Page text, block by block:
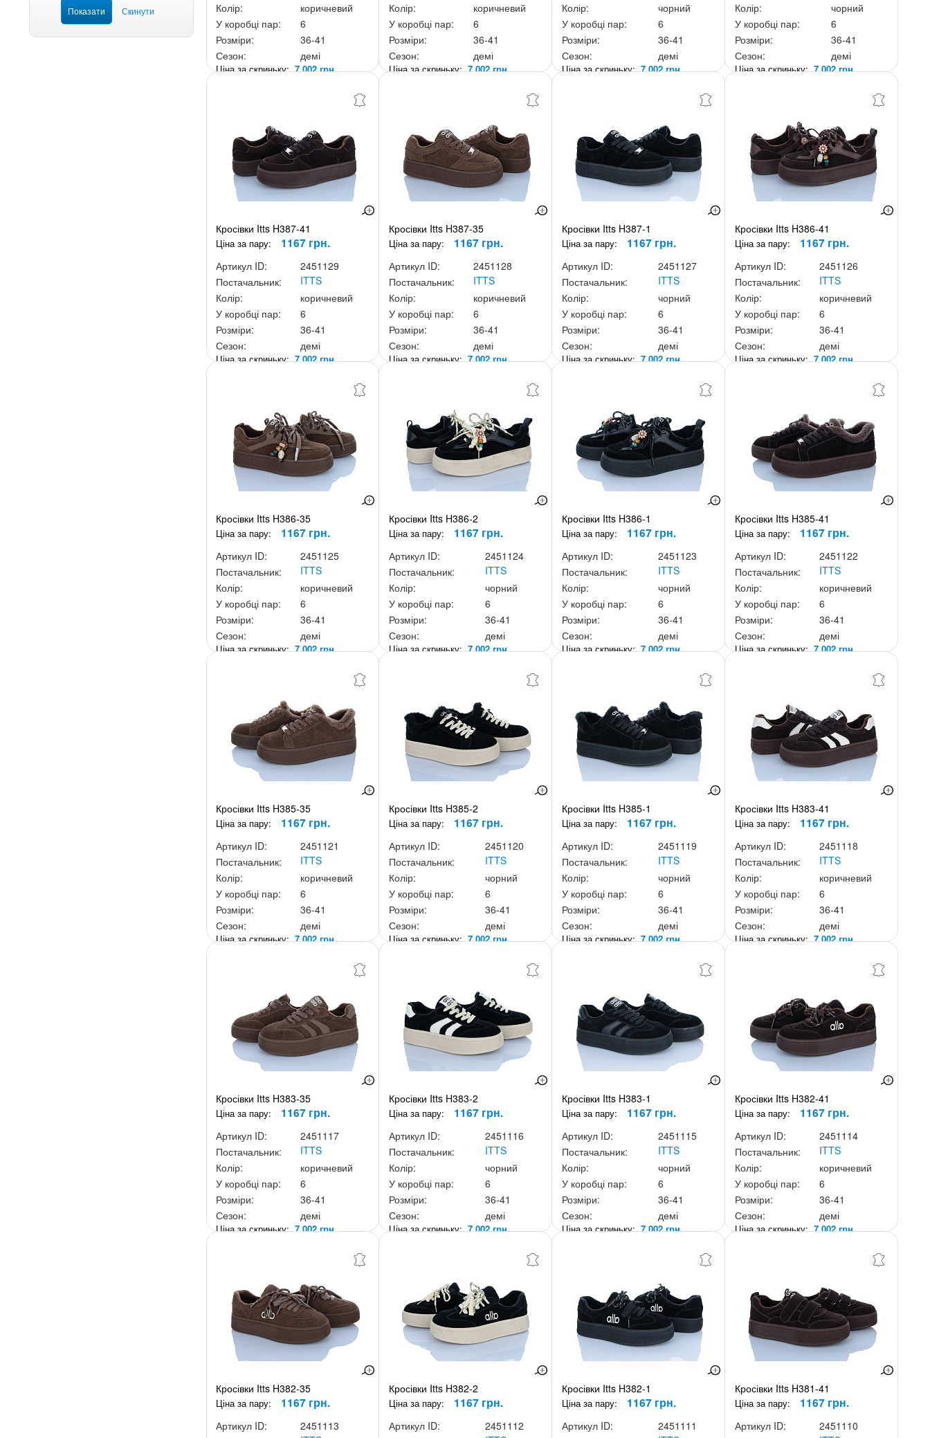
Колір:
коричневий
У коробці пар:
6
Розміри:
36-41
Сезон:
демі
Ціна за скриньку:7 002 грн.
Колір:
коричневий
У коробці пар:
6
Розміри:
36-41
Сезон:
демі
Ціна за скриньку:7 002 грн.
Колір:
чорний
У коробці пар:
6
Розміри:
36-41
Сезон:
демі
Ціна за скриньку:7 002 грн.
Колір:
чорний
У коробці пар:
6
Розміри:
36-41
Сезон:
демі
Ціна за скриньку:7 002 грн.
Кросівки Itts H387-41
Ціна за пару: 1167 грн.
Артикул ID:
2451129
Постачальник:
ITTS
Колір:
коричневий
У коробці пар:
6
Розміри:
36-41
Сезон:
демі
Ціна за скриньку:7 002 грн.
Кросівки Itts H387-35
Ціна за пару: 1167 грн.
Артикул ID:
2451128
Постачальник:
ITTS
Колір:
коричневий
У коробці пар:
6
Розміри:
36-41
Сезон:
демі
Ціна за скриньку:7 002 грн.
Кросівки Itts H387-1
Ціна за пару: 1167 грн.
Артикул ID:
2451127
Постачальник:
ITTS
Колір:
чорний
У коробці пар:
6
Розміри:
36-41
Сезон:
демі
Ціна за скриньку:7 002 грн.
Кросівки Itts H386-41
Ціна за пару: 1167 грн.
Артикул ID:
2451126
Постачальник:
ITTS
Колір:
коричневий
У коробці пар:
6
Розміри:
36-41
Сезон:
демі
Ціна за скриньку:7 002 грн.
Кросівки Itts H386-35
Ціна за пару: 1167 грн.
Артикул ID:
2451125
Постачальник:
ITTS
Колір:
коричневий
У коробці пар:
6
Розміри:
36-41
Сезон:
демі
Ціна за скриньку:7 002 грн.
Кросівки Itts H386-2
Ціна за пару: 1167 грн.
Артикул ID:
2451124
Постачальник:
ITTS
Колір:
чорний
У коробці пар:
6
Розміри:
36-41
Сезон:
демі
Ціна за скриньку:7 002 грн.
Кросівки Itts H386-1
Ціна за пару: 1167 грн.
Артикул ID:
2451123
Постачальник:
ITTS
Колір:
чорний
У коробці пар:
6
Розміри:
36-41
Сезон:
демі
Ціна за скриньку:7 002 грн.
Кросівки Itts H385-41
Ціна за пару: 1167 грн.
Артикул ID:
2451122
Постачальник:
ITTS
Колір:
коричневий
У коробці пар:
6
Розміри:
36-41
Сезон:
демі
Ціна за скриньку:7 002 грн.
Кросівки Itts H385-35
Ціна за пару: 1167 грн.
Артикул ID:
2451121
Постачальник:
ITTS
Колір:
коричневий
У коробці пар:
6
Розміри:
36-41
Сезон:
демі
Ціна за скриньку:7 002 грн.
Кросівки Itts H385-2
Ціна за пару: 1167 грн.
Артикул ID:
2451120
Постачальник:
ITTS
Колір:
чорний
У коробці пар:
6
Розміри:
36-41
Сезон:
демі
Ціна за скриньку:7 002 грн.
Кросівки Itts H385-1
Ціна за пару: 1167 грн.
Артикул ID:
2451119
Постачальник:
ITTS
Колір:
чорний
У коробці пар:
6
Розміри:
36-41
Сезон:
демі
Ціна за скриньку:7 002 грн.
Кросівки Itts H383-41
Ціна за пару: 1167 грн.
Артикул ID:
2451118
Постачальник:
ITTS
Колір:
коричневий
У коробці пар:
6
Розміри:
36-41
Сезон:
демі
Ціна за скриньку:7 002 грн.
Кросівки Itts H383-35
Ціна за пару: 1167 грн.
Артикул ID:
2451117
Постачальник:
ITTS
Колір:
коричневий
У коробці пар:
6
Розміри:
36-41
Сезон:
демі
Ціна за скриньку:7 002 грн.
Кросівки Itts H383-2
Ціна за пару: 1167 грн.
Артикул ID:
2451116
Постачальник:
ITTS
Колір:
чорний
У коробці пар:
6
Розміри:
36-41
Сезон:
демі
Ціна за скриньку:7 002 грн.
Кросівки Itts H383-1
Ціна за пару: 1167 грн.
Артикул ID:
2451115
Постачальник:
ITTS
Колір:
чорний
У коробці пар:
6
Розміри:
36-41
Сезон:
демі
Ціна за скриньку:7 002 грн.
Кросівки Itts H382-41
Ціна за пару: 1167 грн.
Артикул ID:
2451114
Постачальник:
ITTS
Колір:
коричневий
У коробці пар:
6
Розміри:
36-41
Сезон:
демі
Ціна за скриньку:7 002 грн.
Кросівки Itts H382-35
Ціна за пару: 1167 грн.
Артикул ID:
2451113
Кросівки Itts H382-2
Ціна за пару: 1167 грн.
Артикул ID:
2451112
Кросівки Itts H382-1
Ціна за пару: 1167 грн.
Артикул ID:
2451111
Кросівки Itts H381-41
Ціна за пару: 1167 грн.
Артикул ID:
2451110